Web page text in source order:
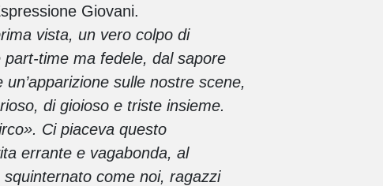
Giovani.
vista, un vero colpo di
time ma fedele, dal sapore
sulle nostre scene,
di gioioso e triste insieme.
Ci piaceva questo
errante e vagabonda, al
come noi, ragazzi